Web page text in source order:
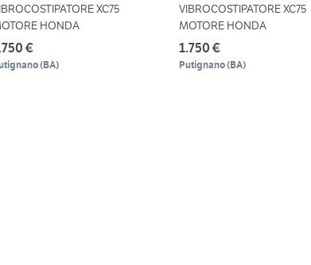
XC75
HONDA
€
(BA)
VIBROCOSTIPATORE XC75
MOTORE HONDA
1.750 €
Putignano(BA)